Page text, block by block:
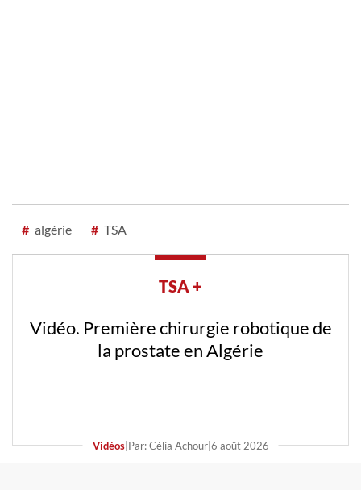
# algérie # TSA
TSA +
Vidéo. Première chirurgie robotique de
la prostate en Algérie
Vidéos| Par: Célia Achour| 6 août 2026